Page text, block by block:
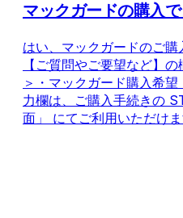
マックガードの購入
はい、マックガードのご
【ご質問やご要望など】
＞・マックガード購入希
力欄は、ご購入手続きの
面」 にてご利用いただけま